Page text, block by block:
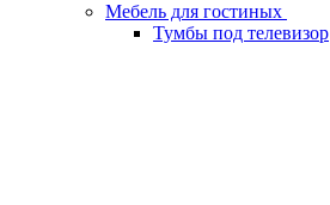
Мебель для гостиных
Тумбы под телевизор